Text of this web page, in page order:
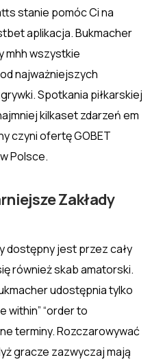
stanie pomóc Ci na
aplikacja. Bukmacher
mhh wszystkie
najważniejszych
Spotkania piłkarskiej
kilkaset zdarzeń em
czyni ofertę GOBET
Polsce.
Zakłady
dostępny jest przez cały
również skab amatorski.
udostępnia tylko
within” “order to
terminy. Rozczarowywać
gracze zazwyczaj mają